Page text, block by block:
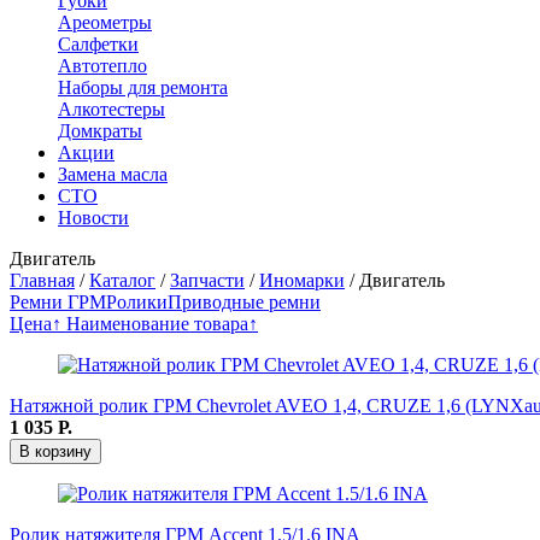
Ареометры
Салфетки
Автотепло
Наборы для ремонта
Алкотестеры
Домкраты
Акции
Замена масла
СТО
Новости
Двигатель
Главная /Каталог /Запчасти /Иномарки / Двигатель
Ремни ГРМРоликиПриводные ремни
Цена↑ Наименование товара↑
Натяжной ролик ГРМ Chevrolet AVEO 1,4, CRUZE 1,6
1 035 Р.
В корзину
Ролик натяжителя ГРМ Accent 1.5/1.6 INA